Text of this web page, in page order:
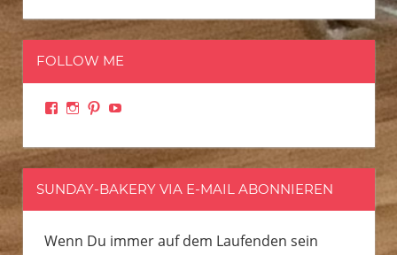
FOLLOW ME
Facebook
Instagram
PinterestYouTube
SUNDAY-BAKERY VIA E-MAIL ABONNIEREN
Wenn Du immer auf dem Laufenden sein